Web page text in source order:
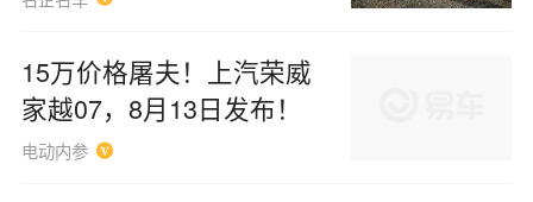
15万价格屠夫！上汽荣威
家越07，8月13日发布！
电动内参